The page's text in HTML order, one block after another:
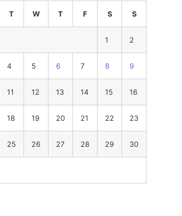
T W T F S S
1 2
4 5 6 7 8 9
11 12 13 14 15 16
18 19 20 21 22 23
25 26 27 28 29 30